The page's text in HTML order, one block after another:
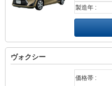
製造年 :
ヴォクシー
価格帯 :